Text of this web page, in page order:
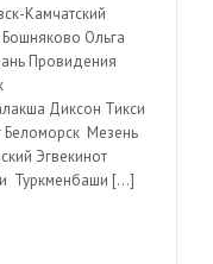
Камчатский
Ольга
Провидения
Диксон Тикси
Мезень
Эгвекинот
Туркменбаши […]